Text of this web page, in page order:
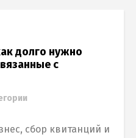
долго нужно
с
сбор квитанций и